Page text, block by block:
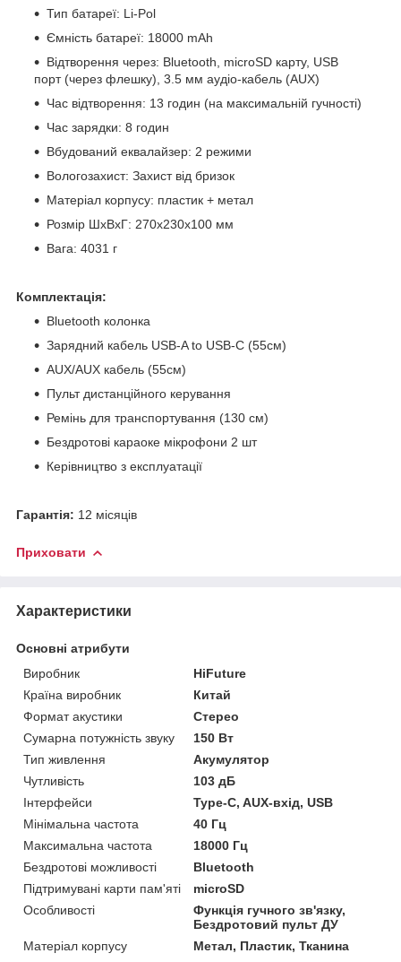
Тип батареї: Li-Pol
Ємність батареї: 18000 mAh
Відтворення через: Bluetooth, microSD карту, USB
порт (через флешку), 3.5 мм аудіо-кабель (AUX)
Час відтворення: 13 годин (на максимальній гучності)
Час зарядки: 8 годин
Вбудований еквалайзер: 2 режими
Вологозахист: Захист від бризок
Матеріал корпусу: пластик + метал
Розмір ШхВхГ: 270х230х100 мм
Вага: 4031 г
Комплектація:
Bluetooth колонка
Зарядний кабель USB-A to USB-C (55см)
AUX/AUX кабель (55см)
Пульт дистанційного керування
Ремінь для транспортування (130 см)
Бездротові караоке мікрофони 2 шт
Керівництво з експлуатації
Гарантія: 12 місяців
Приховати
Характеристики
Основні атрибути
Виробник
HiFuture
Країна виробник
Китай
Формат акустики
Стерео
Сумарна потужність звуку
150 Вт
Тип живлення
Акумулятор
Чутливість
103 дБ
Інтерфейси
Type-C, AUX-вхід, USB
Мінімальна частота
40 Гц
Максимальна частота
18000 Гц
Бездротові можливості
Bluetooth
Підтримувані карти пам'яті
microSD
Особливості
Функція гучного зв'язку,
Бездротовий пульт ДУ
Матеріал корпусу
Метал, Пластик, Тканина